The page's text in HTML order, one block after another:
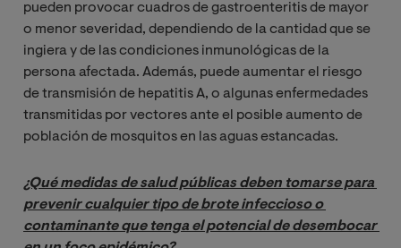
pueden provocar cuadros de gastroenteritis de mayor
o menor severidad, dependiendo de la cantidad que se
ingiera y de las condiciones inmunológicas de la
persona afectada. Además, puede aumentar el riesgo
de transmisión de hepatitis A, o algunas enfermedades
transmitidas por vectores ante el posible aumento de
población de mosquitos en las aguas estancadas.
¿Qué medidas de salud públicas deben tomarse para
prevenir cualquier tipo de brote infeccioso o
contaminante que tenga el potencial de desembocar